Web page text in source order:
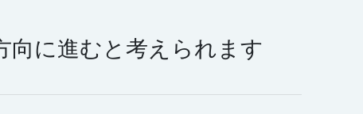
向に進むと考えられます